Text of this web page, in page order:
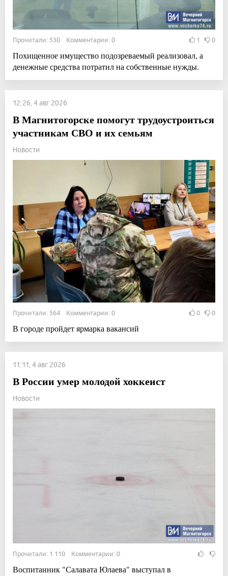
Прочитали: 530 Комментарии: 0 1 0
Похищенное имущество подозреваемый реализовал, а
денежные средства потратил на собственные нужды.
12:26, 4 авг 2026
В Магнитогорске помогут трудоустроиться
участникам СВО и их семьям
Новости
Прочитали: 564 Комментарии: 0 0 0
В городе пройдет ярмарка вакансий
11:11, 4 авг 2026
В России умер молодой хоккеист
Новости
Прочитали: 1 110 Комментарии: 0
Воспитанник "Салавата Юлаева" выступал в